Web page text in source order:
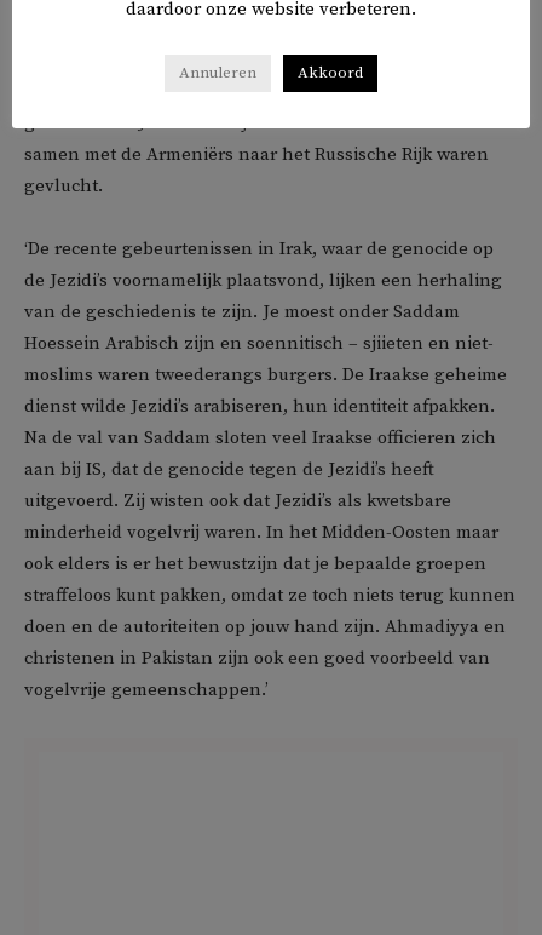
van de nazi’s zich keerde, maar er ook veel Roma en Sinti
werden vermoord. In Armenië heb je Jezidi-dorpen die zijn
samen met de Armeniërs naar het Russische Rijk waren
gevlucht.
‘De recente gebeurtenissen in Irak, waar de genocide op
de Jezidi’s voornamelijk plaatsvond, lijken een herhaling
van de geschiedenis te zijn. Je moest onder Saddam
Hoessein Arabisch zijn en soennitisch – sjiieten en niet-
moslims waren tweederangs burgers. De Iraakse geheime
dienst wilde Jezidi’s arabiseren, hun identiteit afpakken.
Na de val van Saddam sloten veel Iraakse officieren zich
aan bij IS, dat de genocide tegen de Jezidi’s heeft
uitgevoerd. Zij wisten ook dat Jezidi’s als kwetsbare
minderheid vogelvrij waren. In het Midden-Oosten maar
ook elders is er het bewustzijn dat je bepaalde groepen
straffeloos kunt pakken, omdat ze toch niets terug kunnen
doen en de autoriteiten op jouw hand zijn. Ahmadiyya en
christenen in Pakistan zijn ook een goed voorbeeld van
vogelvrije gemeenschappen.’
daardoor onze website verbeteren.
Annuleren Akkoord